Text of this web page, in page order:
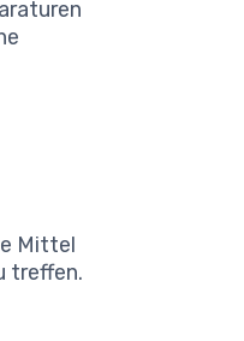
Mittel
treffen.